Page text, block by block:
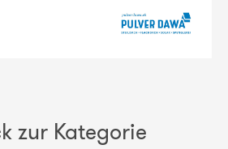
zur Kategorie